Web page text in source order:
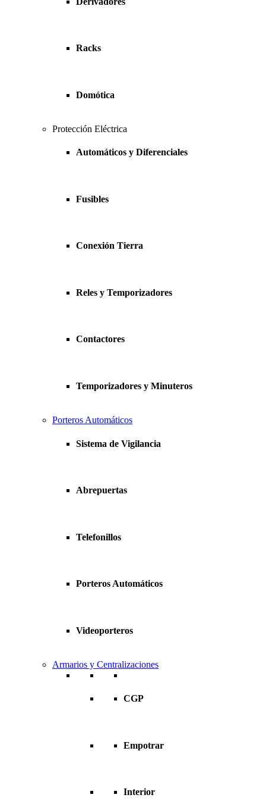
Racks
Domótica
Protección Eléctrica
Automáticos y Diferenciales
Fusibles
Conexión Tierra
Reles y Temporizadores
Contactores
Temporizadores y Minuteros
Porteros Automáticos
Sistema de Vigilancia
Abrepuertas
Telefonillos
Porteros Automáticos
Videoporteros
Armarios y Centralizaciones
CGP
Empotrar
Interior